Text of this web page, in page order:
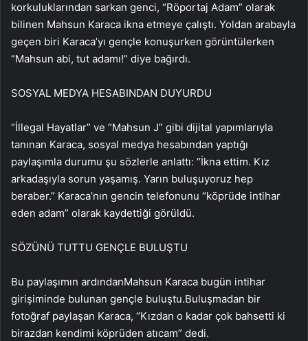
korkuluklarından sarkan genci, “Röportaj Adam” olarak
bilinen Mahsun Karaca ikna etmeye çalıştı. Yoldan arabayla
geçen biri Karaca’yı gençle konuşurken görüntülerken
“Mahsun abi, tut adamı!” diye bağırdı.
SOSYAL MEDYA HESABINDAN DUYURDU
“İllegal Hayatlar” ve “Mahsun J” gibi dijital yapımlarıyla
tanınan Karaca, sosyal medya hesabından yaptığı
paylaşımla durumu şu sözlerle anlattı: “İkna ettim. Kız
arkadaşıyla sorun yaşamış. Yarın buluşuyoruz hep
beraber.” Karaca’nın gencin telefonunu “köprüde intihar
eden adam” olarak kaydettiği görüldü.
SÖZÜNÜ TUTTU GENÇLE BULUŞTU
Bu paylaşımın ardındanMahsun Karaca bugün intihar
girişiminde bulunan gençle buluştu.Buluşmadan bir
fotoğraf paylaşan Karaca, “Kızdan o kadar çok bahsetti ki
birazdan kendimi köprüden atıcam” dedi.